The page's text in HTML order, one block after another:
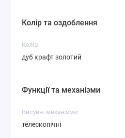
Колір та оздоблення
Колір
дуб крафт золотий
Функції та механізми
Висувні механізми
телескопічні